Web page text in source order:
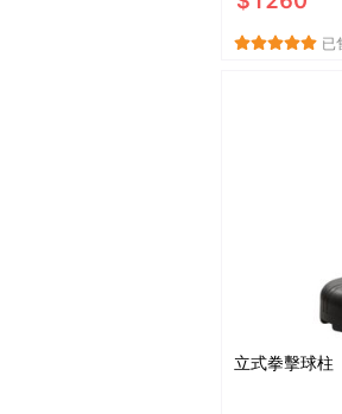
動
已
立式拳擊球柱